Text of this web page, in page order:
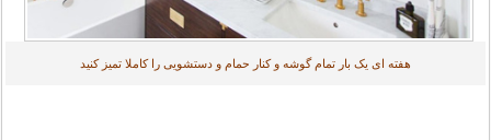
هفته ای یک بار تمام گوشه و کنار حمام و دستشویی را کاملا تمیز کنید